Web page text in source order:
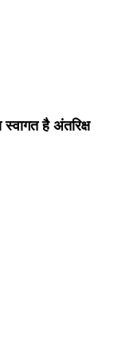
है अंतरिक्ष